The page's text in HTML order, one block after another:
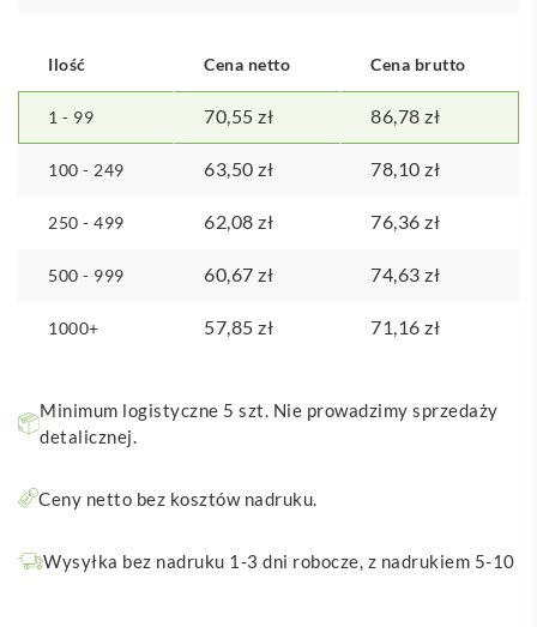
recyklingu
Ilość Cena netto Cena brutto
1 - 99 70,55 zł 86,78 zł
100 - 249 63,50 zł 78,10 zł
250 - 499 62,08 zł 76,36 zł
500 - 999 60,67 zł 74,63 zł
1000+ 57,85 zł 71,16 zł
Minimum logistyczne 5 szt. Nie prowadzimy sprzedaży
detalicznej.
Ceny netto bez kosztów nadruku.
Wysyłka bez nadruku 1-3 dni robocze, z nadrukiem 5-10